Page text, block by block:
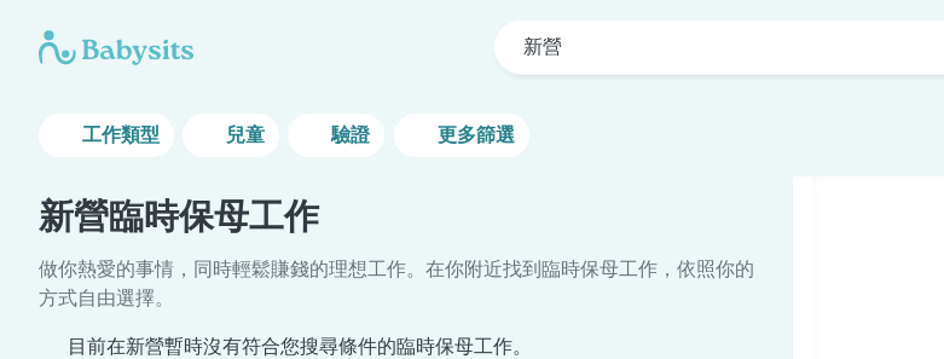
新營
工作類型 兒童 驗證 更多篩選
新營臨時保母工作
做你熱愛的事情，同時輕鬆賺錢的理想工作。在你附近找到臨時保母工作，依照你的
方式自由選擇。
目前在新營暫時沒有符合您搜尋條件的臨時保母工作。